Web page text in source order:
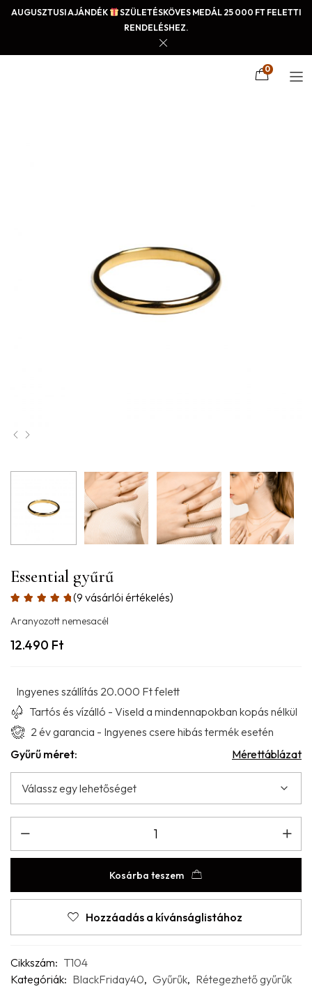
AUGUSZTUSI AJÁNDÉK
SZÜLETÉSKÖVES MEDÁL 25 000 FT FELETTI
RENDELÉSHEZ.
0
Essential gyűrű
(9 vásárlói értékelés)
Aranyozott nemesacél
12.490 Ft
Ingyenes szállítás 20.000 Ft felett
Tartós és vízálló - Viseld a mindennapokban kopás nélkül
2 év garancia - Ingyenes csere hibás termék esetén
Gyűrű méret:
Mérettáblázat
Kosárba teszem
Hozzáadás a kívánságlistához
Cikkszám: T104
Kategóriák: BlackFriday40, Gyűrűk, Rétegezhető gyűrűk